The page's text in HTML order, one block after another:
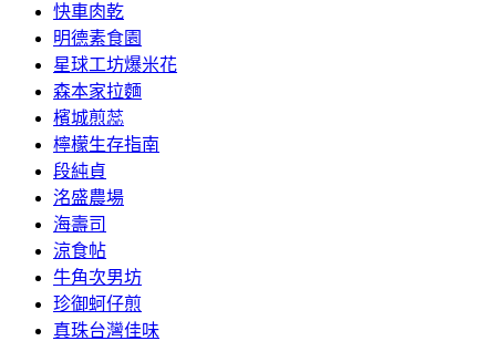
快車肉乾
明德素食園
星球工坊爆米花
森本家拉麵
檳城煎蕊
檸檬生存指南
段純貞
洺盛農場
海壽司
涼食帖
牛角次男坊
珍御蚵仔煎
真珠台灣佳味